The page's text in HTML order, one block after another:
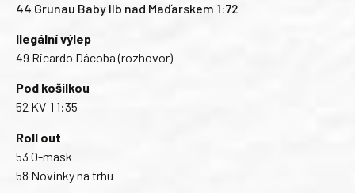
44 Grunau Baby IIb nad Maďarskem 1:72
Ilegální výlep
49 Ricardo Dácoba (rozhovor)
Pod košilkou
52 KV-1 1:35
Roll out
53 O-mask
58 Novinky na trhu